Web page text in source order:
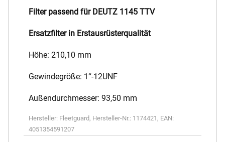
Filter passend für DEUTZ 1145 TTV
Ersatzfilter in Erstausrüsterqualität
Höhe: 210,10 mm
Gewindegröße: 1“-12UNF
Außendurchmesser: 93,50 mm
Hersteller: Fleetguard , Hersteller-Nr.: 1174421 , EAN:
4051354591207